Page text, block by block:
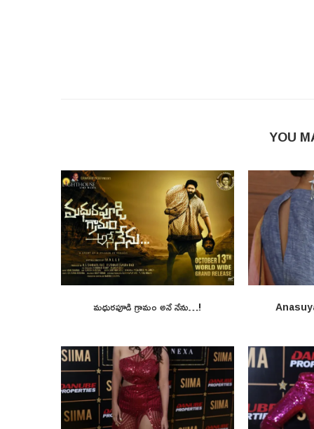
YOU
మధురపూడి గ్రామం అనే నేను…!